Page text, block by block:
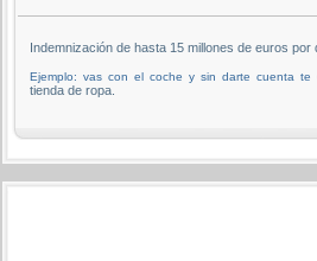
Indemnización de hasta 15 millones de euros por
Ejemplo: vas con el coche y sin darte cuenta te
tienda de ropa.